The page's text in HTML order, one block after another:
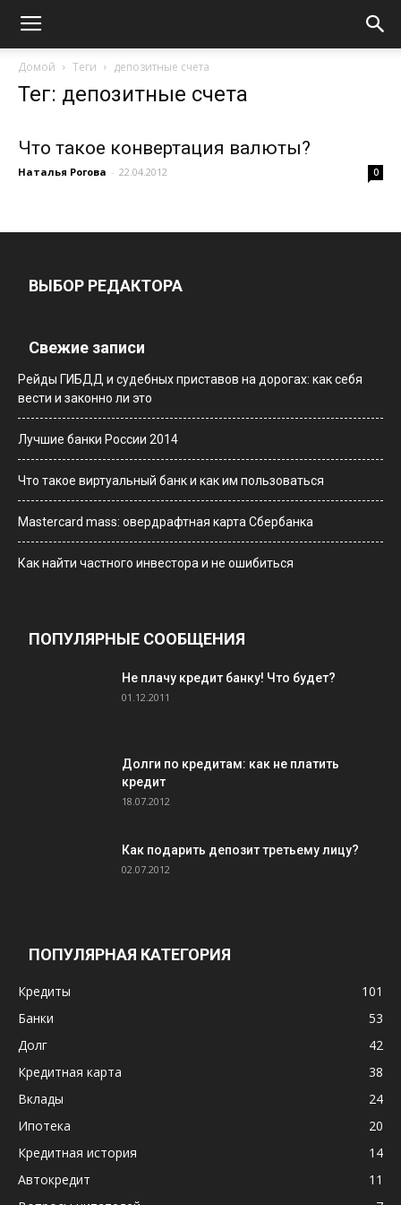
Домой Теги депозитные счета
Тег: депозитные счета
Что такое конвертация валюты?
Наталья Рогова - 22.04.2012 0
ВЫБОР РЕДАКТОРА
Свежие записи
Рейды ГИБДД и судебных приставов на дорогах: как себя
вести и законно ли это
Лучшие банки России 2014
Что такое виртуальный банк и как им пользоваться
Мastercard mass: овердрафтная карта Сбербанка
Как найти частного инвестора и не ошибиться
ПОПУЛЯРНЫЕ СООБЩЕНИЯ
Не плачу кредит банку! Что будет?
01.12.2011
Долги по кредитам: как не платить
кредит
18.07.2012
Как подарить депозит третьему лицу?
02.07.2012
ПОПУЛЯРНАЯ КАТЕГОРИЯ
Кредиты
101
Банки
53
Долг
42
Кредитная карта
38
Вклады
24
Ипотека
20
Кредитная история
14
Автокредит
11